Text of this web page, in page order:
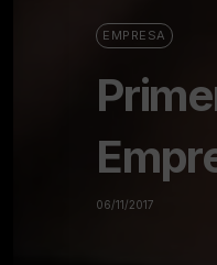
EMPRESA
06/11/2017